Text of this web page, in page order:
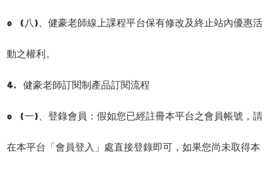
o (八)、健豪老師線上課程平台保有修改及終止站內優惠活
動之權利。
4. 健豪老師訂閱制產品訂閱流程
o (一)、登錄會員：假如您已經註冊本平台之會員帳號，請
在本平台「會員登入」處直接登錄即可，如果您尚未取得本